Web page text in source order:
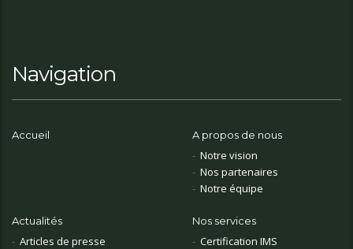
Navigation
Accueil A propos de nous
Notre vision
Nos partenaires
Notre équipe
Actualités
Articles de presse
Nos services
Certification IMS